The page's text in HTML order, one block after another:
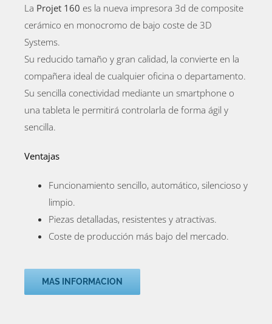
La Projet 160 es la nueva impresora 3d de composite
cerámico en monocromo de bajo coste de 3D
Systems.
Su reducido tamaño y gran calidad, la convierte en la
compañera ideal de cualquier oficina o departamento.
Su sencilla conectividad mediante un smartphone o
una tableta le permitirá controlarla de forma ágil y
sencilla.
Ventajas
Funcionamiento sencillo, automático, silencioso y
limpio.
Piezas detalladas, resistentes y atractivas.
Coste de producción más bajo del mercado.
MAS INFORMACION